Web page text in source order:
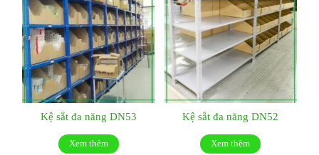
Kệ sắt đa năng DN53
Xem thêm
Kệ sắt đa năng DN52
Xem thêm